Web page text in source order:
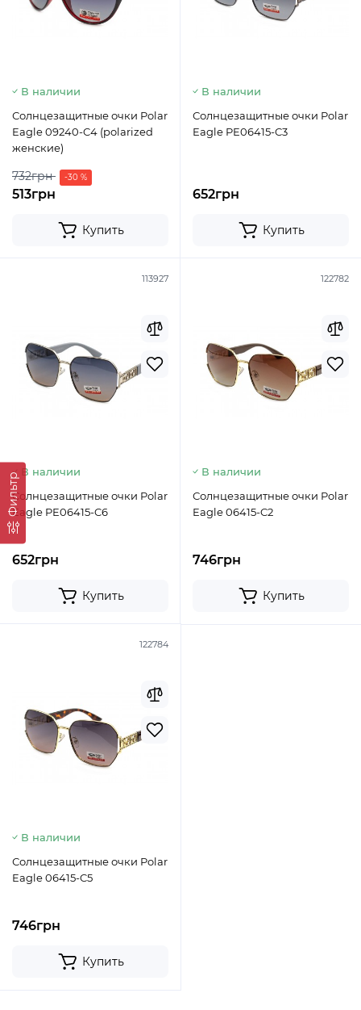
Фильтр
В наличии
Солнцезащитные очки Polar
Eagle 09240-C4 (polarized
женские)
732грн -30 %
513грн
Купить
В наличии
Солнцезащитные очки Polar
Eagle PE06415-C3
652грн
Купить
113927
В наличии
Солнцезащитные очки Polar
Eagle PE06415-C6
652грн
Купить
122782
В наличии
Солнцезащитные очки Polar
Eagle 06415-C2
746грн
Купить
122784
В наличии
Солнцезащитные очки Polar
Eagle 06415-C5
746грн
Купить